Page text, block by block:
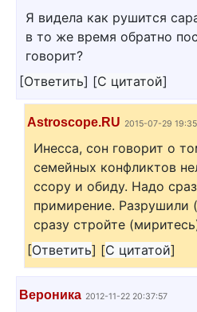
Я видела как рушится
в то же время обратно
говорит?
[Ответить] [С цитатой]
Astroscope.RU 2015-07-29
Инесса, сон говорит о
семейных конфликтов
ссору и обиду. Надо
примирение. Разрушили
сразу стройте
[Ответить] [С цитатой]
Вероника 2012-11-22 20:37:57